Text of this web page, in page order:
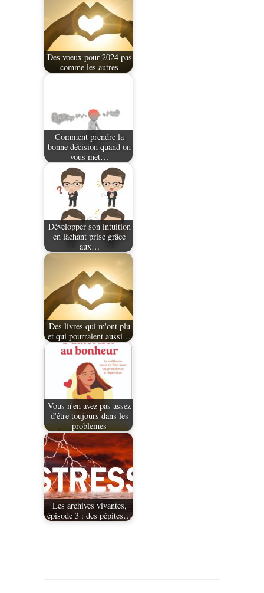
Des voeux pour 2024 pas
comme les autres
Comment prendre la
bonne décision quand on
vous met…
Développer son intuition
en lâchant prise grâce
aux…
Des livres qui m'ont plu
et qui pourraient aussi…
Vous n'en avez pas assez
d'être toujours dans les
problemes
Les archives vivantes,
épisode 3 : des pépites…